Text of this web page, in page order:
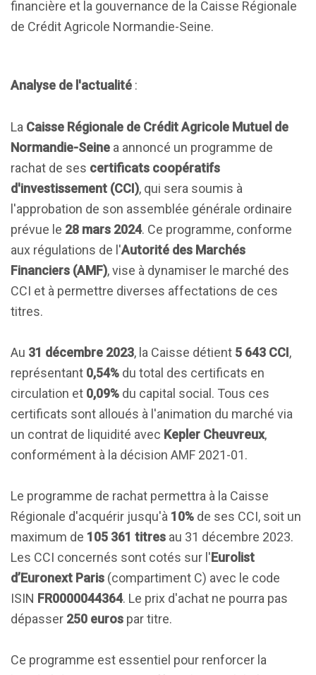
financière et la gouvernance de la Caisse Régionale
de Crédit Agricole Normandie-Seine.
Analyse de l'actualité :
La Caisse Régionale de Crédit Agricole Mutuel de
Normandie-Seine a annoncé un programme de
rachat de ses certificats coopératifs
d'investissement (CCI), qui sera soumis à
l'approbation de son assemblée générale ordinaire
prévue le 28 mars 2024. Ce programme, conforme
aux régulations de l'Autorité des Marchés
Financiers (AMF), vise à dynamiser le marché des
CCI et à permettre diverses affectations de ces
titres.
Au 31 décembre 2023, la Caisse détient 5 643 CCI,
représentant 0,54% du total des certificats en
circulation et 0,09% du capital social. Tous ces
certificats sont alloués à l'animation du marché via
un contrat de liquidité avec Kepler Cheuvreux,
conformément à la décision AMF 2021-01.
Le programme de rachat permettra à la Caisse
Régionale d'acquérir jusqu'à 10% de ses CCI, soit un
maximum de 105 361 titres au 31 décembre 2023.
Les CCI concernés sont cotés sur l'Eurolist
d’Euronext Paris (compartiment C) avec le code
ISIN FR0000044364. Le prix d'achat ne pourra pas
dépasser 250 euros par titre.
Ce programme est essentiel pour renforcer la